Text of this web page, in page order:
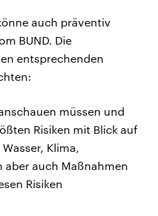
auch präventiv
BUND. Die
entsprechenden
müssen und
Risiken mit Blick auf
Klima,
aber auch Maßnahmen
Risiken